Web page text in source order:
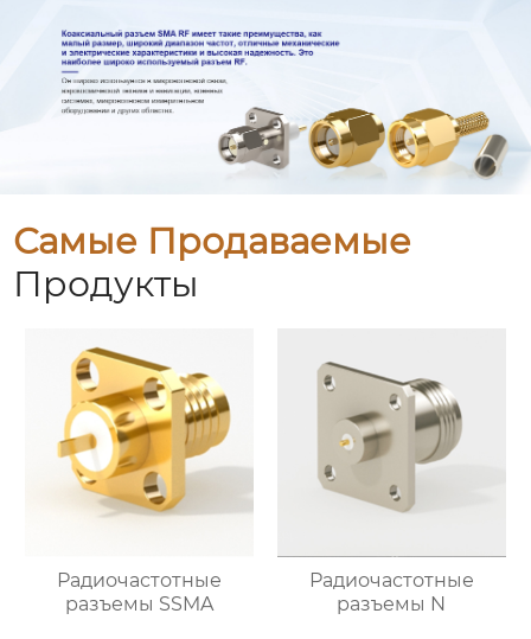
Самые Продаваемые
Продукты
Радиочастотные
разъемы SSMA
Радиочастотные
разъемы N